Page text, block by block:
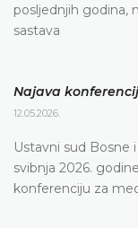
posljednjih godina,
sastava
Najava
12.05.2026.
Ustavni sud Bosne
svibnja 2026.
konferenciju za